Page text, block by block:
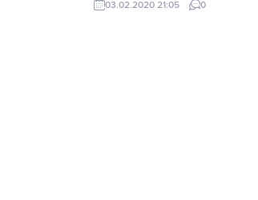
toprak bütünlüğüne ve milli
03.02.2020 21:05 0